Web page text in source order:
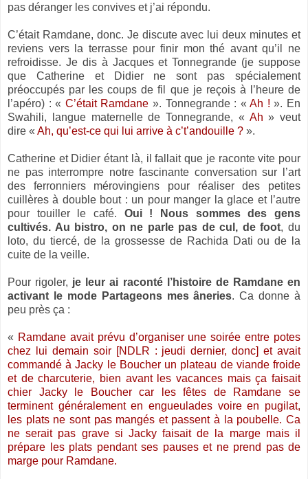
pas déranger les convives et j’ai répondu.
C’était Ramdane, donc. Je discute avec lui deux minutes et
reviens vers la terrasse pour finir mon thé avant qu’il ne
refroidisse. Je dis à Jacques et Tonnegrande (je suppose
que Catherine et Didier ne sont pas spécialement
préoccupés par les coups de fil que je reçois à l’heure de
l’apéro) : « C’était Ramdane ». Tonnegrande : «Ah ! ». En
Swahili, langue maternelle de Tonnegrande, « Ah » veut
dire « Ah, qu’est-ce qui lui arrive à c’t’andouille ? ».
Catherine et Didier étant là, il fallait que je raconte vite pour
ne pas interrompre notre fascinante conversation sur l’art
des ferronniers mérovingiens pour réaliser des petites
cuillères à double bout : un pour manger la glace et l’autre
pour touiller le café. Oui ! Nous sommes des gens
cultivés. Au bistro, on ne parle pas de cul, de foot, du
loto, du tiercé, de la grossesse de Rachida Dati ou de la
cuite de la veille.
Pour rigoler, je leur ai raconté l’histoire de Ramdane en
activant le mode Partageons mes âneries. Ca donne à
peu près ça :
« Ramdane avait prévu d’organiser une soirée entre potes
chez lui demain soir [NDLR : jeudi dernier, donc] et avait
commandé à Jacky le Boucher un plateau de viande froide
et de charcuterie, bien avant les vacances mais ça faisait
chier Jacky le Boucher car les fêtes de Ramdane se
terminent généralement en engueulades voire en pugilat,
les plats ne sont pas mangés et passent à la poubelle. Ca
ne serait pas grave si Jacky faisait de la marge mais il
prépare les plats pendant ses pauses et ne prend pas de
marge pour Ramdane.